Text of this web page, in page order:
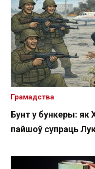
Бунт у бункеры: як
пайшоў супраць
Грамадства